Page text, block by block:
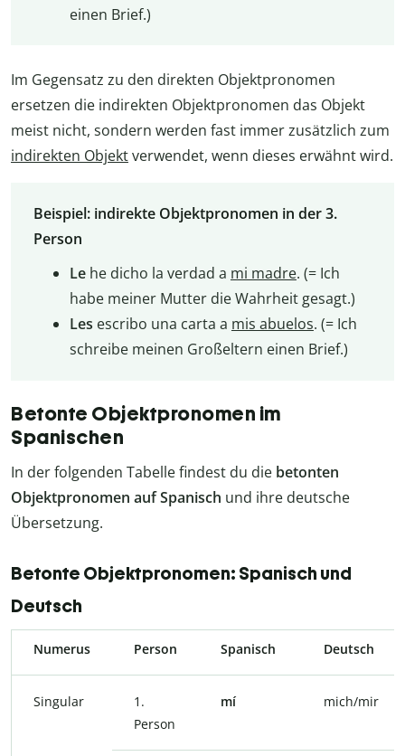
einen Brief.)
Im Gegensatz zu den direkten Objektpronomen
ersetzen die indirekten Objektpronomen das Objekt
meist nicht, sondern werden fast immer zusätzlich zum
indirekten Objektverwendet, wenn dieses erwähnt wird.
Beispiel: indirekte Objektpronomen in der 3.
Person
Le he dicho la verdad a mi madre. (= Ich
habe meiner Mutter die Wahrheit gesagt.)
Les escribo una carta a mis abuelos. (= Ich
schreibe meinen Großeltern einen Brief.)
Betonte Objektpronomen im
Spanischen
In der folgenden Tabelle findest du die betonten
Objektpronomen auf Spanisch und ihre deutsche
Übersetzung.
Betonte Objektpronomen: Spanisch und
Deutsch
Numerus Person Spanisch Deutsch
Singular
1.
Person
mí mich/mir